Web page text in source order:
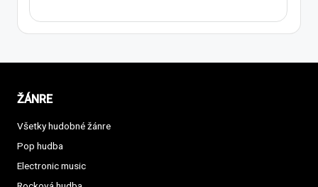
ŽÁNRE
Všetky hudobné žánre
Pop hudba
Electronic music